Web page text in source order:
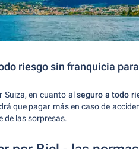
riesgo sin franquicia
Suiza, en cuanto alseguro a todo
que pagar más en caso de
de las sorpresas.